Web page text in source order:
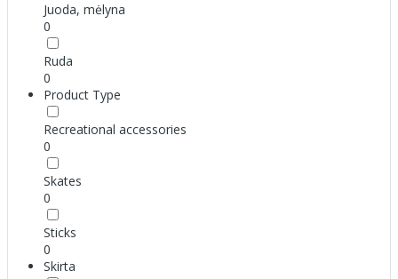
Juoda, mėlyna
0
Ruda
0
Product Type
Recreational accessories
0
Skates
0
Sticks
0
Skirta